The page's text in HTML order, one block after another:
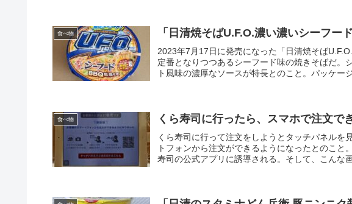
食べ物 「日清焼そばU.F.O.濃い濃いシーフー
2023年7月17日に発売になった「日清焼そば
定番となりつつあるシーフード味の焼きそばだ。
ト風味の濃厚なソースが特長とのこと。パッケー
食べ物 くら寿司に行ったら、スマホで注文で
くら寿司に行って注文をしようとタッチパネルを
トフォンから注文ができるようになったとのこと
寿司の公式アプリに誘導される。そして、こんな